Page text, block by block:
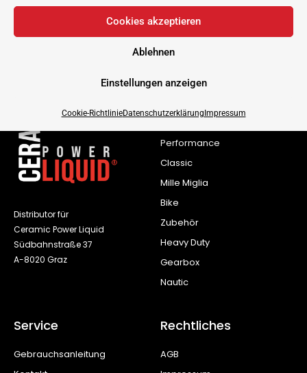
Cookies akzeptieren
Ablehnen
Einstellungen anzeigen
Cookie-RichtlinieDatenschutzerklärungImpressum
Distributor für
Ceramic Power Liquid
Südbahnstraße 37
A-8020 Graz
Produkte
Performance
Classic
Mille Miglia
Bike
Zubehör
Heavy Duty
Gearbox
Nautic
Service
Gebrauchsanleitung
Rechtliches
AGB